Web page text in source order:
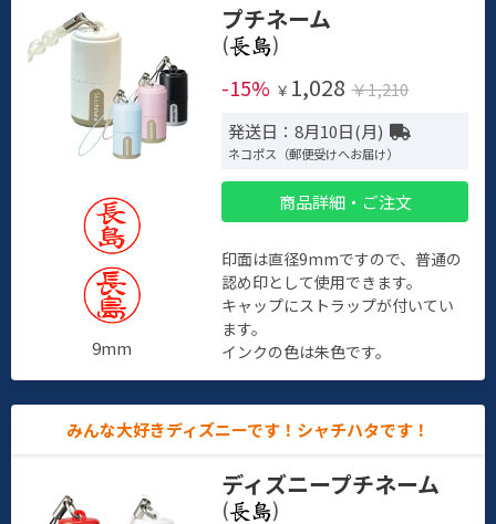
9mm
プチネーム
(
)
-15% ￥ 1,028 ￥1,210
発送日：8月10日(月)
ネコポス（郵便受けへお届け）
商品詳細・ご注文
印面は直径9mmですので、普通の
認め印として使用できます。
キャップにストラップが付いてい
ます。
インクの色は朱色です。
みんな大好きディズニーです！シャチハタです！
ディズニープチネーム
( )